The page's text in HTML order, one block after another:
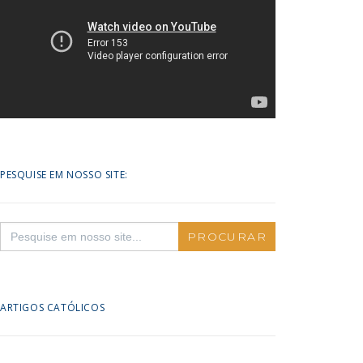
PESQUISE EM NOSSO SITE:
Search
for:
ARTIGOS CATÓLICOS